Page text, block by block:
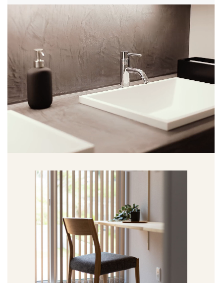
エアコン一台で家中快適にな
材住宅を経済的に実
住環境性能
エアコン1台で全館冷暖房の家